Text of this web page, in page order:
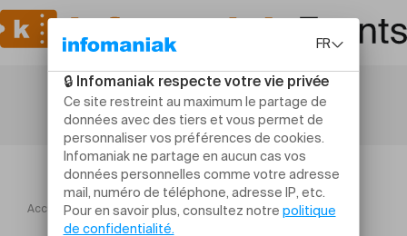
Accueil Créez la bague de vos rêves en argent 999